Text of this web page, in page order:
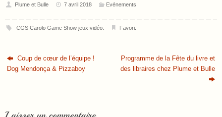
Plume et Bulle 7 avril 2018 Evénements
CGS Carolo Game Show jeux vidéo. Favori
Coup de cœur de l’équipe !
Dog Mendonça & Pizzaboy
Programme de la Fête du livre et
des libraires chez Plume et Bulle